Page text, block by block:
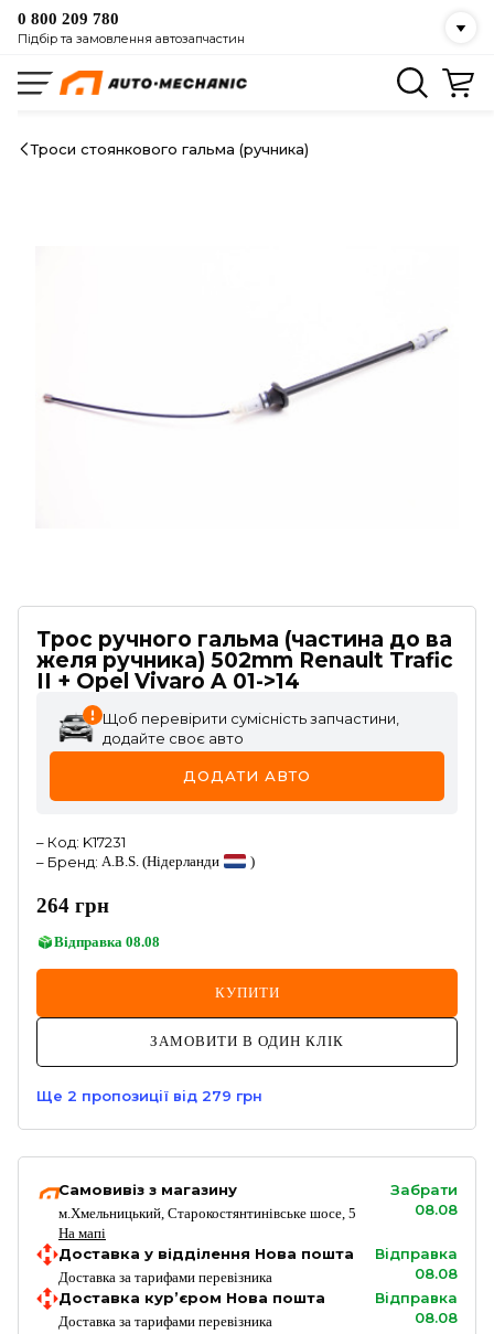
0 800 209 780
Підбір та замовлення автозапчастин
Троси стоянкового гальма (ручника)
Трос ручного гальма (частина до ва
желя ручника) 502mm Renault Trafic
II + Opel Vivaro A 01->14
Щоб перевірити сумісність запчастини,
додайте своє авто
ДОДАТИ АВТО
– Код: K17231
– Бренд: A.B.S. (Нідерланди )
264 грн
Відправка 08.08
КУПИТИ
ЗАМОВИТИ В ОДИН КЛІК
Ще 2 пропозиції від 279 грн
Самовивіз з магазину
м.Хмельницький, Старокостянтинівське шосе, 5
На мапі
Забрати
08.08
Доставка у відділення Нова пошта
Доставка за тарифами перевізника
Відправка
08.08
Доставка кур’єром Нова пошта
Доставка за тарифами перевізника
Відправка
08.08